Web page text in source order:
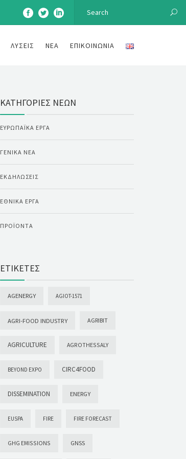
ΛΎΣΕΙΣ ΝΈΑ ΕΠΙΚΟΙΝΩΝΊΑ
ΚΑΤΗΓΟΡΊΕΣ ΝΈΩΝ
ΕΥΡΩΠΑΪΚΆ ΈΡΓΑ
ΓΕΝΙΚΆ ΝΈΑ
ΕΚΔΗΛΏΣΕΙΣ
ΕΘΝΙΚΆ ΈΡΓΑ
ΠΡΟΪΌΝΤΑ
ΕΤΙΚΈΤΕΣ
AGENERGY AGIOT-1571
AGRI-FOOD INDUSTRY AGRIBIT
AGRICULTURE AGROTHESSALY
BEYOND EXPO CIRC4FOOD
DISSEMINATION ENERGY
EUSPA FIRE FIRE FORECAST
GHG EMISSIONS GNSS